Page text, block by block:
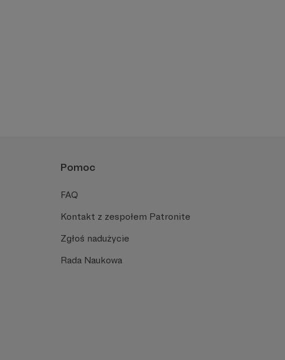
Pomoc
FAQ
Kontakt z zespołem Patronite
Zgłoś nadużycie
Rada Naukowa